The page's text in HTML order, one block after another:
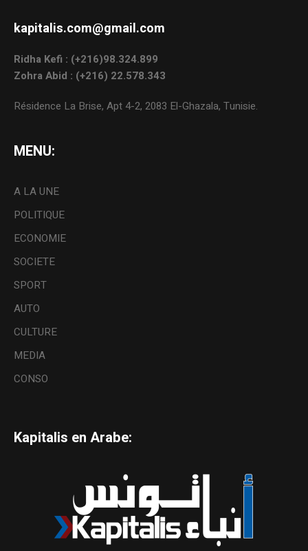
kapitalis.com@gmail.com
Ridha Kefi : (+216)98.324.899
Zohra Abid : (+216) 22.578.343
Résidence La Brise, Apt 4-2, 2083 El-Ghazala, Tunisie.
MENU:
A LA UNE
POLITIQUE
ECONOMIE
SOCIETE
SPORT
AUTO
CULTURE
MEDIA
CONSO
Kapitalis en Arabe: